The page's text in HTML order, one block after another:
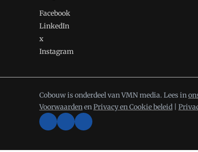
Facebook
LinkedIn
x
Instagram
Cobouw is onderdeel van VMN media. Lees in
VoorwaardenenPrivacy en Cookie beleid